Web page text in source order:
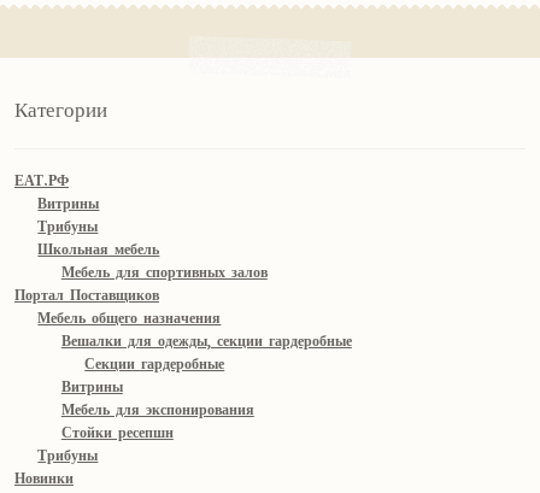
Категории
ЕАТ.РФ
Витрины
Трибуны
Школьная мебель
Мебель для спортивных залов
Портал Поставщиков
Мебель общего назначения
Вешалки для одежды, секции гардеробные
Секции гардеробные
Витрины
Мебель для экспонирования
Стойки ресепшн
Трибуны
Новинки